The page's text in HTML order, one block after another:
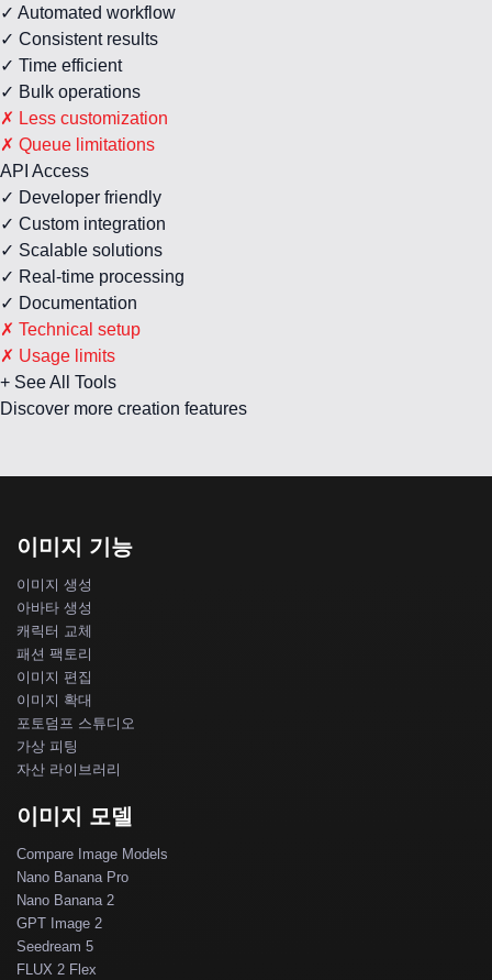
✓ Automated workflow
✓ Consistent results
✓ Time efficient
✓ Bulk operations
✗ Less customization
✗ Queue limitations
API Access
✓ Developer friendly
✓ Custom integration
✓ Scalable solutions
✓ Real-time processing
✓ Documentation
✗ Technical setup
✗ Usage limits
+ See All Tools
Discover more creation features
이미지 기능
이미지 생성
아바타 생성
캐릭터 교체
패션 팩토리
이미지 편집
이미지 확대
포토덤프 스튜디오
가상 피팅
자산 라이브러리
이미지 모델
Compare Image Models
Nano Banana Pro
Nano Banana 2
GPT Image 2
Seedream 5
FLUX 2 Flex